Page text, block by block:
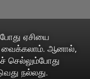
ஏசியை
வைக்கலாம். ஆனால்,
செல்லும்போது
நல்லது.